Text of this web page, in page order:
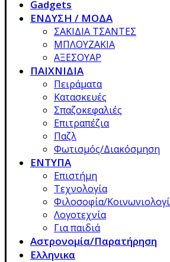
Gadgets
ΕΝΔΥΣΗ / ΜΟΔΑ
ΣΑΚΙΔΙΑ ΤΣΑΝΤΕΣ
ΜΠΛΟΥΖΑΚΙΑ
ΑΞΕΣΟΥΑΡ
ΠΑΙΧΝΙΔΙΑ
Πειράματα
Κατασκευές
Σπαζοκεφαλιές
Επιτραπέζια
Παζλ
Φωτισμός/Διακόσμηση
ΕΝΤΥΠΑ
Επιστήμη
Τεχνολογία
Φιλοσοφία/
Λογοτεχνία
Για παιδιά
Αστρονομία/Παρατήρηση
Ελληνικα